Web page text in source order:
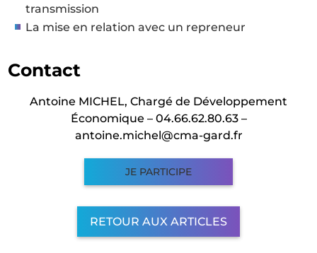
transmission
La mise en relation avec un repreneur
Contact
Antoine MICHEL, Chargé de Développement
Économique – 04.66.62.80.63 –
antoine.michel@cma-gard.fr
JE PARTICIPE
RETOUR AUX ARTICLES